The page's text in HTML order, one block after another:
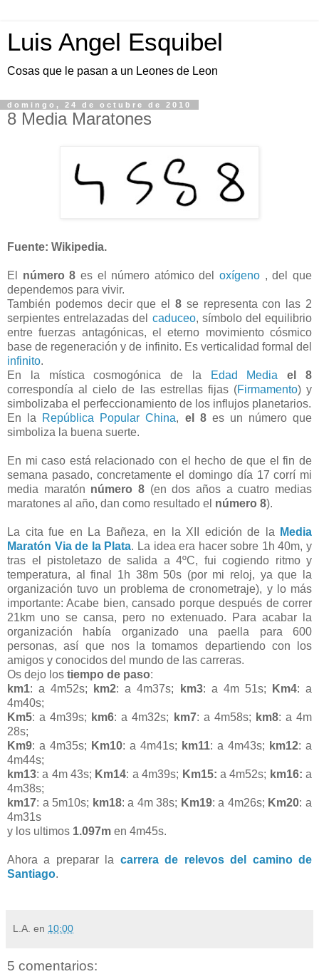
Luis Angel Esquibel
Cosas que le pasan a un Leones de Leon
domingo, 24 de octubre de 2010
8 Media Maratones
Fuente: Wikipedia.
El número 8 es el número atómico deloxígeno , del que
dependemos para vivir.
También podemos decir que el 8 se representa con las 2
serpientes entrelazadas del caduceo, símbolo del equilibrio
entre fuerzas antagónicas, el eterno movimiento cósmico
base de regeneración y de infinito. Es verticalidad formal del
infinito.
En la mística cosmogónica de la
Edad Media el
8
correspondía al cielo de las estrellas fijas (Firmamento) y
simbolizaba el perfeccionamiento de los influjos planetarios.
En la
República Popular China, el 8es un número que
simboliza la buena suerte.
En mi caso está relacionado con el hecho de que el fin de
semana pasado, concretamente el domingo día 17 corrí mi
media maratón número 8 (en dos años a cuatro medias
maratones al año, dan como resultado el número 8).
La cita fue en La Bañeza, en la XII edición de la
Media
Maratón Via de la Plata. La idea era hacer sobre 1h 40m, y
tras el pistoletazo de salida a 4ºC, fui cogiendo ritmo y
temperatura, al final 1h 38m 50s (por mi reloj, ya que la
organización tuvo un problema de cronometraje), y lo más
importante: Acabe bien, cansado porque después de correr
21km uno se cansa, pero no extenuado. Para acabar la
organización había organizado una paella para 600
personas, así que nos la tomamos departiendo con los
amigos y conocidos del mundo de las carreras.
Os dejo los tiempo de paso:
km1: a 4m52s; km2: a 4m37s; km3: a 4m 51s; Km4: a
4m40s;
Km5: a 4m39s; km6: a 4m32s; km7: a 4m58s; km8: a 4m
28s;
Km9: a 4m35s; Km10: a 4m41s; km11: a 4m43s; km12: a
4m44s;
km13: a 4m 43s; Km14: a 4m39s; Km15: a 4m52s; km16: a
4m38s;
km17: a 5m10s; km18: a 4m 38s; Km19: a 4m26s; Km20: a
4m31s
y los ultimos 1.097m en 4m45s.
Ahora a preparar la carrera de relevos del camino de
Santiago.
L.A. en 10:00
5 comentarios: